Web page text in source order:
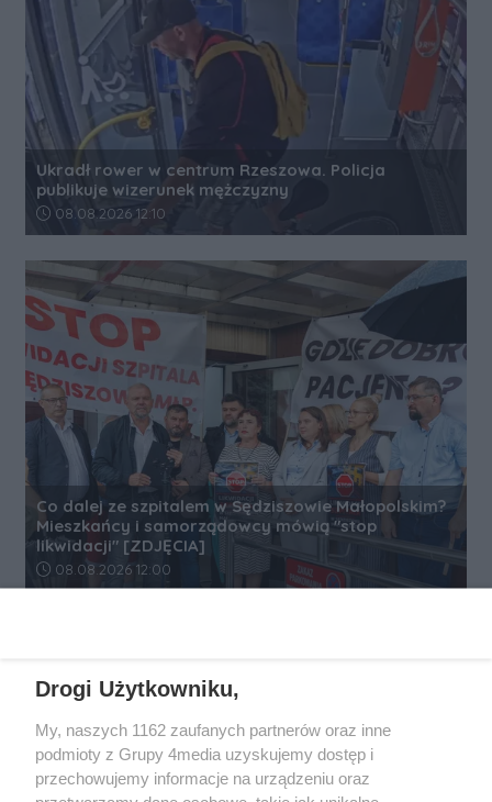
Ukradł rower w centrum Rzeszowa. Policja
publikuje wizerunek mężczyzny
Data dodania artykułu:
08.08.2026 12:10
Co dalej ze szpitalem w Sędziszowie Małopolskim?
Mieszkańcy i samorządowcy mówią "stop
likwidacji" [ZDJĘCIA]
Data dodania artykułu:
08.08.2026 12:00
Drogi Użytkowniku,
My, naszych 1162 zaufanych partnerów oraz inne
podmioty z Grupy 4media uzyskujemy dostęp i
przechowujemy informacje na urządzeniu oraz